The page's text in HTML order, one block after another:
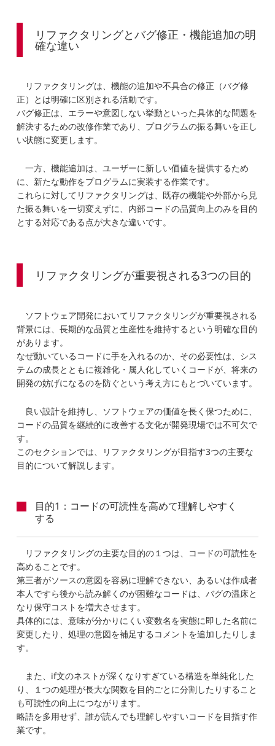
リファクタリングとバグ修正・機能追加の明
確な違い
リファクタリングは、機能の追加や不具合の修正（バグ修
正）とは明確に区別される活動です。
バグ修正は、エラーや意図しない挙動といった具体的な問題を
解決するための改修作業であり、プログラムの振る舞いを正し
い状態に変更します。
一方、機能追加は、ユーザーに新しい価値を提供するため
に、新たな動作をプログラムに実装する作業です。
これらに対してリファクタリングは、既存の機能や外部から見
た振る舞いを一切変えずに、内部コードの品質向上のみを目的
とする対応である点が大きな違いです。
リファクタリングが重要視される3つの目的
ソフトウェア開発においてリファクタリングが重要視される
背景には、長期的な品質と生産性を維持するという明確な目的
があります。
なぜ動いているコードに手を入れるのか、その必要性は、シス
テムの成長とともに複雑化・属人化していくコードが、将来の
開発の妨げになるのを防ぐという考え方にもとづいています。
良い設計を維持し、ソフトウェアの価値を長く保つために、
コードの品質を継続的に改善する文化が開発現場では不可欠で
す。
このセクションでは、リファクタリングが目指す3つの主要な
目的について解説します。
目的1：コードの可読性を高めて理解しやすく
する
リファクタリングの主要な目的の１つは、コードの可読性を
高めることです。
第三者がソースの意図を容易に理解できない、あるいは作成者
本人ですら後から読み解くのが困難なコードは、バグの温床と
なり保守コストを増大させます。
具体的には、意味が分かりにくい変数名を実態に即した名前に
変更したり、処理の意図を補足するコメントを追加したりしま
す。
また、if文のネストが深くなりすぎている構造を単純化した
り、１つの処理が長大な関数を目的ごとに分割したりすること
も可読性の向上につながります。
略語を多用せず、誰が読んでも理解しやすいコードを目指す作
業です。